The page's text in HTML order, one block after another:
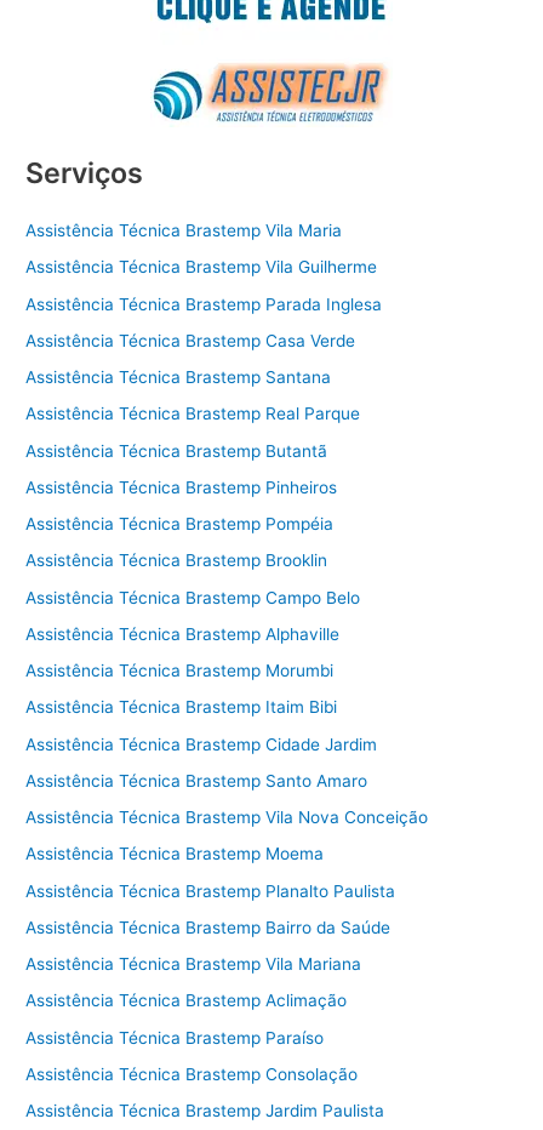
Serviços
Assistência Técnica Brastemp Vila Maria
Assistência Técnica Brastemp Vila Guilherme
Assistência Técnica Brastemp Parada Inglesa
Assistência Técnica Brastemp Casa Verde
Assistência Técnica Brastemp Santana
Assistência Técnica Brastemp Real Parque
Assistência Técnica Brastemp Butantã
Assistência Técnica Brastemp Pinheiros
Assistência Técnica Brastemp Pompéia
Assistência Técnica Brastemp Brooklin
Assistência Técnica Brastemp Campo Belo
Assistência Técnica Brastemp Alphaville
Assistência Técnica Brastemp Morumbi
Assistência Técnica Brastemp Itaim Bibi
Assistência Técnica Brastemp Cidade Jardim
Assistência Técnica Brastemp Santo Amaro
Assistência Técnica Brastemp Vila Nova Conceição
Assistência Técnica Brastemp Moema
Assistência Técnica Brastemp Planalto Paulista
Assistência Técnica Brastemp Bairro da Saúde
Assistência Técnica Brastemp Vila Mariana
Assistência Técnica Brastemp Aclimação
Assistência Técnica Brastemp Paraíso
Assistência Técnica Brastemp Consolação
Assistência Técnica Brastemp Jardim Paulista